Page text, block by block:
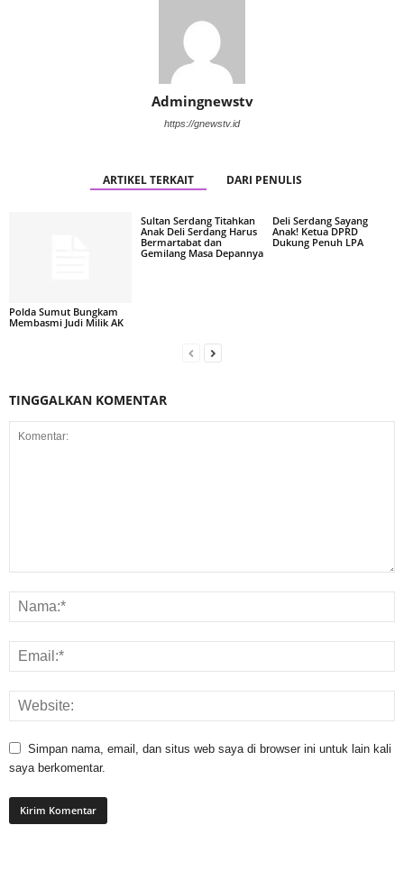
Admingnewstv
https://gnewstv.id
ARTIKEL TERKAIT DARI PENULIS
Polda Sumut Bungkam
Membasmi Judi Milik AK
Sultan Serdang Titahkan
Anak Deli Serdang Harus
Bermartabat dan
Gemilang Masa Depannya
Deli Serdang Sayang
Anak! Ketua DPRD
Dukung Penuh LPA
TINGGALKAN KOMENTAR
Simpan nama, email, dan situs web saya di browser ini untuk lain kali
saya berkomentar.